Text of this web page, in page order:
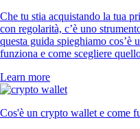
Che tu stia acquistando la tua
con regolarità, c’è uno
questa guida spieghiamo
funziona e come scegliere
Learn more
Cos'è un crypto wallet e come